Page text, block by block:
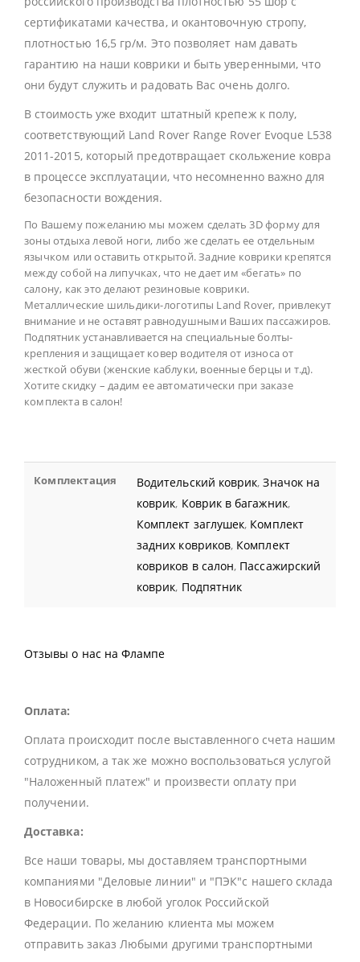
сертификатами качества, и окантовочную стропу,
плотностью 16,5 гр/м. Это позволяет нам давать
гарантию на наши коврики и быть уверенными, что
они будут служить и радовать Вас очень долго.
В стоимость уже входит штатный крепеж к полу,
соответствующий Land Rover Range Rover Evoque L538
2011-2015, который предотвращает скольжение ковра
в процессе эксплуатации, что несомненно важно для
безопасности вождения.
По Вашему пожеланию мы можем сделать 3D форму для
зоны отдыха левой ноги, либо же сделать ее отдельным
язычком или оставить открытой. Задние коврики крепятся
между собой на липучках, что не дает им «бегать» по
салону, как это делают резиновые коврики.
Металлические шильдики-логотипы Land Rover, привлекут
внимание и не оставят равнодушными Ваших пассажиров.
Подпятник устанавливается на специальные болты-
крепления и защищает ковер водителя от износа от
жесткой обуви (женские каблуки, военные берцы и т.д).
Хотите скидку – дадим ее автоматически при заказе
комплекта в салон!
Комплектация Водительский коврик,Значок на
коврик, Коврик в багажник,
Комплект заглушек, Комплект
задних ковриков, Комплект
ковриков в салон, Пассажирский
коврик, Подпятник
Отзывы о нас на Флампе
Оплата:
Оплата происходит после выставленного счета нашим
сотрудником, а так же можно воспользоваться услугой
"Наложенный платеж" и произвести оплату при
получении.
Доставка:
Все наши товары, мы доставляем транспортными
компаниями "Деловые линии" и "ПЭК"с нашего склада
в Новосибирске в любой уголок Российской
Федерации. По желанию клиента мы можем
отправить заказ Любыми другими транспортными